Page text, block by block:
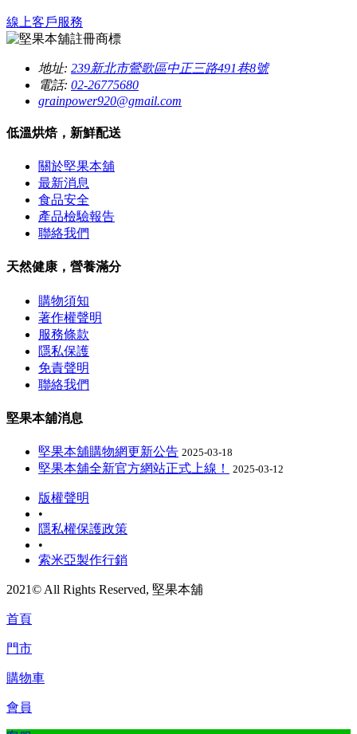
線上客戶服務
地址: 239新北市鶯歌區中正三路491巷8號
電話: 02-26775680
grainpower920@gmail.com
低溫烘焙，新鮮配送
關於堅果本舖
最新消息
食品安全
產品檢驗報告
聯絡我們
天然健康，營養滿分
購物須知
著作權聲明
服務條款
隱私保護
免責聲明
聯絡我們
堅果本舖消息
堅果本舖購物網更新公告 2025-03-18
堅果本舖全新官方網站正式上線！ 2025-03-12
版權聲明
•
隱私權保護政策
•
索米亞製作行銷
2021© All Rights Reserved, 堅果本舖
首頁
門市
購物車
會員